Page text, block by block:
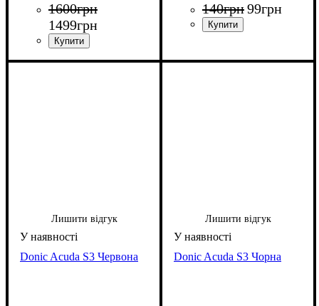
1600грн
1499грн
140грн99грн
Лишити відгук
Donic Acuda S3 Червона
Лишити відгук
Donic Acuda S3 Чорна